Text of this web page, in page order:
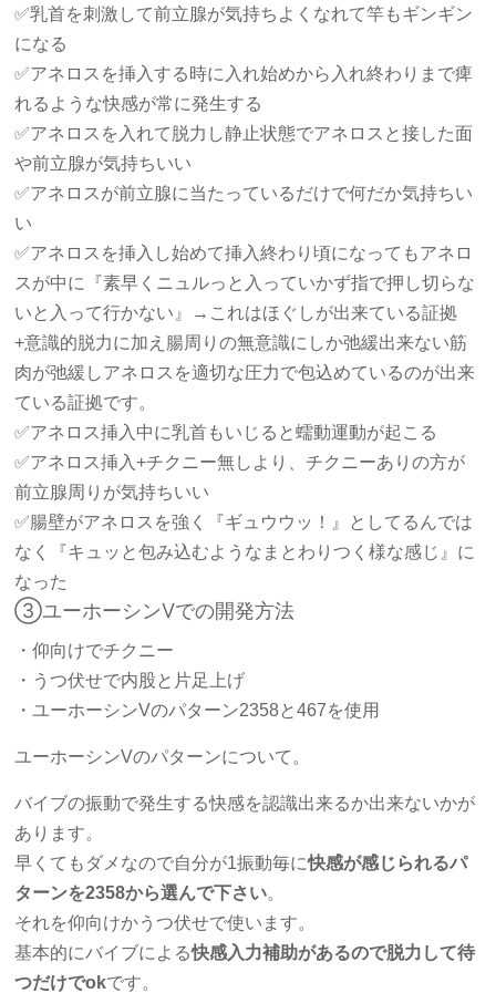
✅乳首を刺激して前立腺が気持ちよくなれて竿もギンギン
になる
✅アネロスを挿入する時に入れ始めから入れ終わりまで痺
れるような快感が常に発生する
✅アネロスを入れて脱力し静止状態でアネロスと接した面
や前立腺が気持ちいい
✅アネロスが前立腺に当たっているだけで何だか気持ちい
い
✅アネロスを挿入し始めて挿入終わり頃になってもアネロ
スが中に『素早くニュルっと入っていかず指で押し切らな
いと入って行かない』→これはほぐしが出来ている証拠
+意識的脱力に加え腸周りの無意識にしか弛緩出来ない筋
肉が弛緩しアネロスを適切な圧力で包込めているのが出来
ている証拠です。
✅アネロス挿入中に乳首もいじると蠕動運動が起こる
✅アネロス挿入+チクニー無しより、チクニーありの方が
前立腺周りが気持ちいい
✅腸壁がアネロスを強く『ギュウウッ！』としてるんでは
なく『キュッと包み込むようなまとわりつく様な感じ』に
なった
③ユーホーシンVでの開発方法
・仰向けでチクニー
・うつ伏せで内股と片足上げ
・ユーホーシンVのパターン2358と467を使用
ユーホーシンVのパターンについて。
バイブの振動で発生する快感を認識出来るか出来ないかが
あります。
早くてもダメなので自分が1振動毎に快感が感じられるパ
ターンを2358から選んで下さい。
それを仰向けかうつ伏せで使います。
基本的にバイブによる快感入力補助があるので脱力して待
つだけでokです。